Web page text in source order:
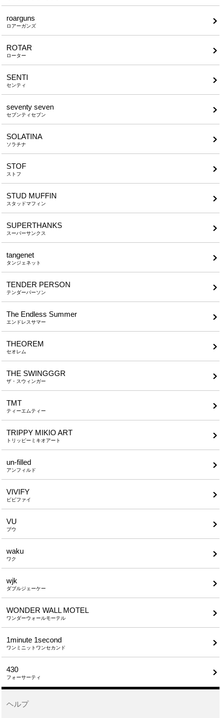
roarguns
ロアーガンズ
ROTAR
ローター
SENTI
センティ
seventy seven
セブンティセブン
SOLATINA
ソラチナ
STOF
ストフ
STUD MUFFIN
スタッドマフィン
SUPERTHANKS
スーパーサンクス
tangenet
タンジェネット
TENDER PERSON
テンダーパーソン
The Endless Summer
エンドレスサマー
THEOREM
セオレム
THE SWINGGGR
ザ・スウィンガー
TMT
ティーエムティー
TRIPPY MIKIO ART
トリッピーミキオアート
un-filled
アンフィルド
VIVIFY
ビビファイ
VU
ブウ
waku
ワク
wjk
ダブルジェーケー
WONDER WALL MOTEL
ワンダーウォールモーテル
1minute​ 1second
ワンミニットワンセカンド
430
フォーサーティ
ヘルプ